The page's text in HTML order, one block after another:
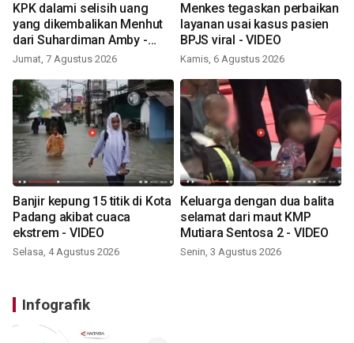
KPK dalami selisih uang
yang dikembalikan Menhut
dari Suhardiman Amby -
VIDEO
Jumat, 7 Agustus 2026
Menkes tegaskan perbaikan
layanan usai kasus pasien
BPJS viral - VIDEO
Kamis, 6 Agustus 2026
Banjir kepung 15 titik di Kota
Padang akibat cuaca
ekstrem - VIDEO
Selasa, 4 Agustus 2026
Keluarga dengan dua balita
selamat dari maut KMP
Mutiara Sentosa 2 - VIDEO
Senin, 3 Agustus 2026
Infografik